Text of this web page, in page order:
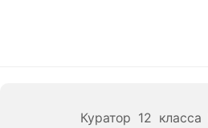
Куратор 12 класса